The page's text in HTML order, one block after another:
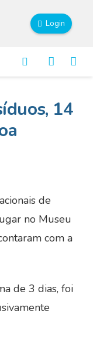
Login
14
de
no Museu
com a
de 3 dias, foi